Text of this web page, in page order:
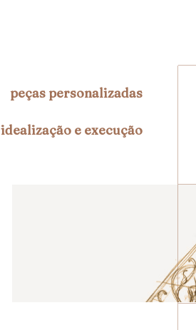
peças personalizadas
idealização e execução